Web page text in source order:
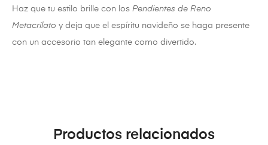
Haz que tu estilo brille con los Pendientes de Reno
Metacrilato y deja que el espíritu navideño se haga presente
con un accesorio tan elegante como divertido.
Productos relacionados